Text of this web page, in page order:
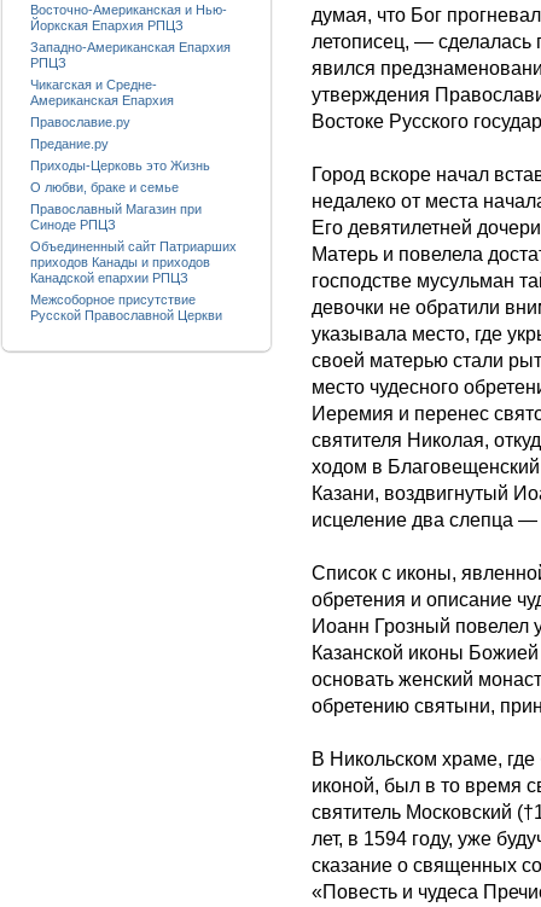
думая, что Бог
летописец, —
явился
утверждения
Востоке Русского
Город вскоре начал
недалеко от места
Его девятилетней
Матерь и повелела
господстве мусульман
девочки не обратили
указывала место, где
своей матерью стали
место чудесного
Иеремия и перенес
святителя Николая,
ходом в
Казани, воздвигнутый
исцеление два слепца
Список с иконы,
обретения и описание
Иоанн Грозный повелел
Казанской иконы
основать женский
обретению святыни,
В Никольском храме,
иконой, был в то время
святитель Московский
лет, в 1594 году, уже
сказание о священных
«Повесть и чудеса
Восточно-Американская и Нью-
Йоркская Епархия РПЦЗ
Западно-Американская Епархия
РПЦЗ
Чикагская и Средне-
Американская Епархия
Православие.ру
Предание.ру
Приходы-Церковь это Жизнь
О любви, браке и семье
Православный Магазин при
Синоде РПЦЗ
Объединенный сайт Патриарших
приходов Канады и приходов
Канадской епархии РПЦЗ
Межсоборное присутствие
Русской Православной Церкви